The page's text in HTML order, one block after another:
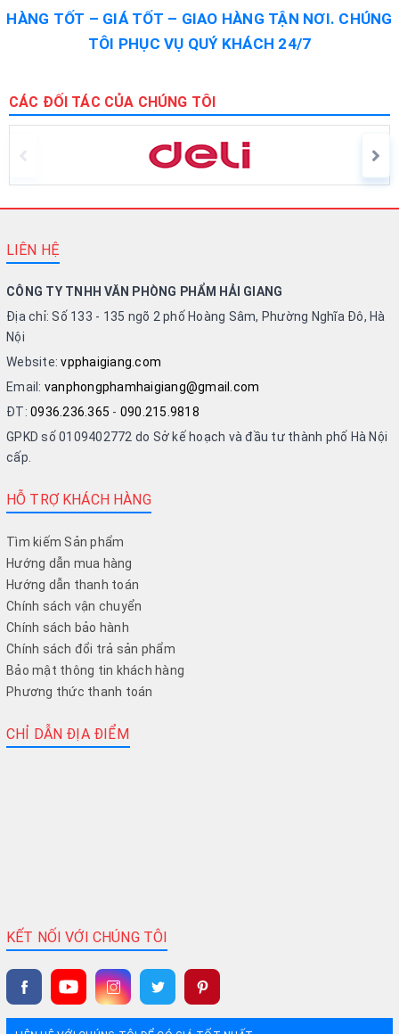
HÀNG TỐT – GIÁ TỐT – GIAO HÀNG TẬN NƠI. CHÚNG
TÔI PHỤC VỤ QUÝ KHÁCH 24/7
CÁC ĐỐI TÁC CỦA CHÚNG TÔI
LIÊN HỆ
CÔNG TY TNHH VĂN PHÒNG PHẨM HẢI GIANG
Địa chỉ: Số 133 - 135 ngõ 2 phố Hoàng Sâm, Phường Nghĩa Đô, Hà
Nội
Website:vpphaigiang.com
Email: vanphongphamhaigiang@gmail.com
ĐT: 0936.236.365 - 090.215.9818
GPKD số 0109402772 do Sở kế hoạch và đầu tư thành phố Hà Nội
cấp.
HỖ TRỢ KHÁCH HÀNG
Tìm kiếm Sản phẩm
Hướng dẫn mua hàng
Hướng dẫn thanh toán
Chính sách vận chuyển
Chính sách bảo hành
Chính sách đổi trả sản phẩm
Bảo mật thông tin khách hàng
Phương thức thanh toán
CHỈ DẪN ĐỊA ĐIỂM
KẾT NỐI VỚI CHÚNG TÔI